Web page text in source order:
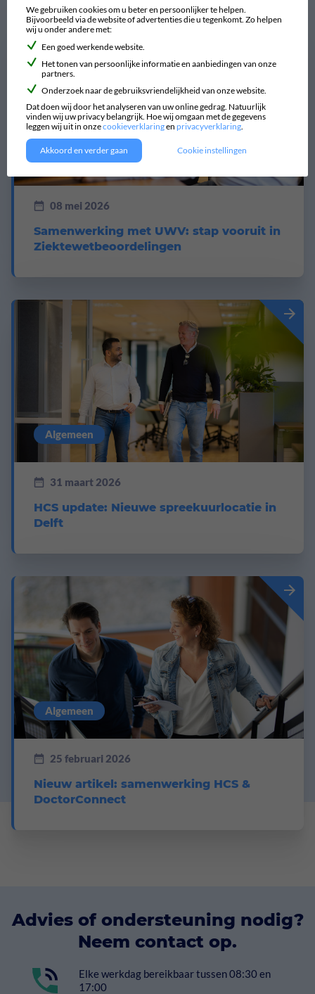
Algemeen
08 mei 2026
Samenwerking met UWV: stap vooruit in
Ziektewetbeoordelingen
Algemeen
31 maart 2026
HCS update: Nieuwe spreekuurlocatie in
Delft
Algemeen
25 februari 2026
Nieuw artikel: samenwerking HCS &
DoctorConnect
Advies of ondersteuning nodig?
Neem contact op.
Elke werkdag bereikbaar tussen 08:30 en
17:00
We gebruiken cookies om u beter en persoonlijker te helpen.
Bijvoorbeeld via de website of advertenties die u tegenkomt. Zo helpen
wij u onder andere met:
Een goed werkende website.
Het tonen van persoonlijke informatie en aanbiedingen van onze
partners.
Onderzoek naar de gebruiksvriendelijkheid van onze website.
Dat doen wij door het analyseren van uw online gedrag. Natuurlijk
vinden wij uw privacy belangrijk. Hoe wij omgaan met de gegevens
leggen wij uit in onzecookieverklaringen privacyverklaring.
Akkoord en verder gaan Cookie instellingen